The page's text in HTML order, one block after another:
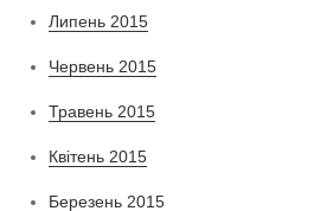
Липень 2015
Червень 2015
Травень 2015
Квітень 2015
Березень 2015